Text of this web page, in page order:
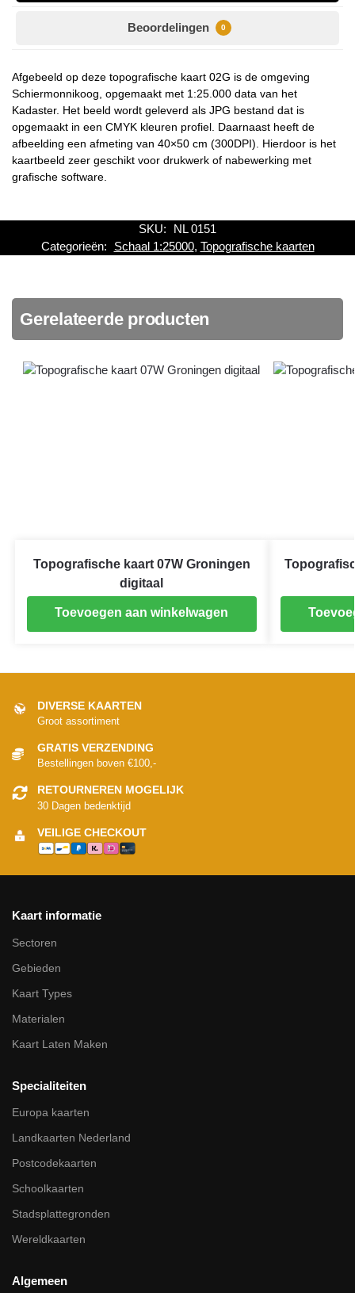
Beoordelingen 0
Afgebeeld op deze topografische kaart 02G is de omgeving
Schiermonnikoog, opgemaakt met 1:25.000 data van het
Kadaster. Het beeld wordt geleverd als JPG bestand dat is
opgemaakt in een CMYK kleuren profiel. Daarnaast heeft de
afbeelding een afmeting van 40×50 cm (300DPI). Hierdoor is het
kaartbeeld zeer geschikt voor drukwerk of nabewerking met
grafische software.
SKU:
NL 0151
Categorieën:
Schaal 1:25000, Topografische kaarten
Gerelateerde producten
Topografische kaart 07W Groningen
digitaal
Toevoegen aan winkelwagen
DIVERSE KAARTEN
Groot assortiment
GRATIS VERZENDING
Bestellingen boven €100,-
RETOURNEREN MOGELIJK
30 Dagen bedenktijd
VEILIGE CHECKOUT
Kaart informatie
Sectoren
Gebieden
Kaart Types
Materialen
Kaart Laten Maken
Specialiteiten
Europa kaarten
Landkaarten Nederland
Postcodekaarten
Schoolkaarten
Stadsplattegronden
Wereldkaarten
Algemeen